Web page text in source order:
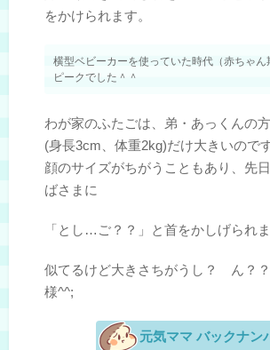
をかけられます。
横型ベビーカーを使っていた時代（赤ちゃん
ピークでした＾＾
わが家のふたごは、弟・あっくんの
(身長3cm、体重2kg)だけ大きいので
顔のサイズがちがうこともあり、先
ばさまに
「とし…ご？？」と首をかしげられ
似てるけど大きさちがうし？ ん？
様^^;
元気ママ バックナン